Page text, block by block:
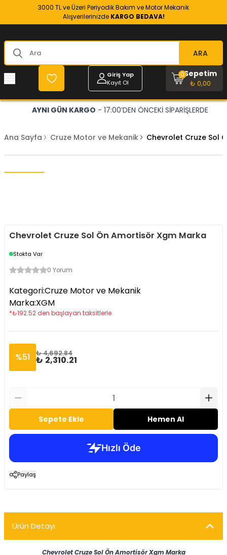
3000 TL ve Üzeri Periyodik Bakım ve Motor Mekanik
Alışverilerinizde KARGO BEDAVA!
ARA
Giriş Yap
Kayıt Ol
Sepetim
₺ 0,00
0
AYNI GÜN KARGO - 17:00’DEN ÖNCEKİ SİPARİŞLERDE
Ana Sayfa Cruze Motor ve Mekanik Chevrolet Cruze Sol
Chevrolet Cruze Sol Ön Amortisör Xgm Marka
Stokta Var
0 Yorum
Kategori:Cruze Motor ve Mekanik
Marka:XGM
*₺192.52 den başlayan taksitlerle
%51 ₺ 4,692.84
₺ 2,310.21
Sepete Ekle Hemen Al
Paylaş
Ürün Detayı
Chevrolet Cruze Sol Ön Amortisör Xgm Marka